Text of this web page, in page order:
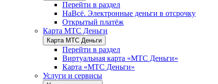
Перейти в раздел
НаВсё. Электронные деньги в отсрочку
Открытый платёж
Карта МТС Деньги
Карта МТС Деньги
Перейти в раздел
Виртуальная карта «МТС Деньги»
Карта «МТС Деньги»
Услуги и сервисы